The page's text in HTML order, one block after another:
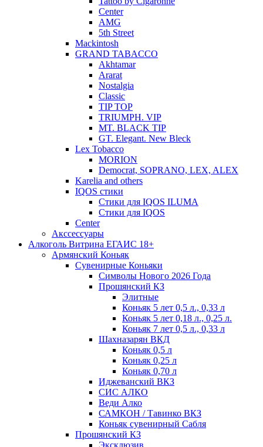
Center
AMG
5th Street
Mackintosh
GRAND TABACCO
Akhtamar
Ararat
Nostalgia
Classic
TIP TOP
TRIUMPH. VIP
MT. BLACK TIP
GT. Elegant. New Bleck
Lex Tobacco
MORION
Democrat, SOPRANO, LEX, ALEX
Karelia and others
IQOS стики
Стики для IQOS ILUMA
Стики для IQOS
Сenter
Акссессуары
Алкоголь Витрина ЕГАИС 18+
Армянский Коньяк
Сувенирные Коньяки
Символы Нового 2026 Года
Прошянский КЗ
Элитные
Коньяк 5 лет 0,5 л., 0,33 л
Коньяк 5 лет 0,18 л., 0,25 л.
Коньяк 7 лет 0,5 л., 0,33 л
Шахназарян ВКД
Коньяк 0,5 л
Коньяк 0,25 л
Коньяк 0,70 л
Иджеванский ВКЗ
СИС АЛКО
Веди Алко
САМКОН / Тавинко ВКЗ
Коньяк сувенирный Сабля
Прошянский КЗ
Эксклюзив